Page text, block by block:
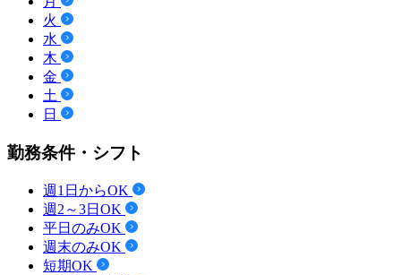
火
水
木
金
土
日
勤務条件・シフト
週1日からOK
週2～3日OK
平日のみOK
週末のみOK
短期OK